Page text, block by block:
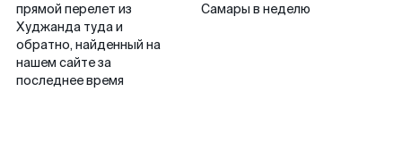
прямой перелет из
Худжанда туда и
обратно, найденный на
нашем сайте за
последнее время
Самары в неделю